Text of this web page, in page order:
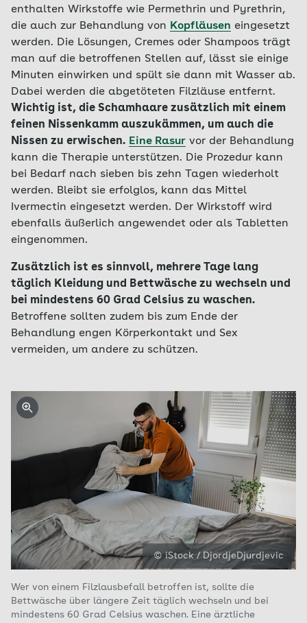
enthalten Wirkstoffe wie Permethrin und Pyrethrin,
die auch zur Behandlung von Kopfläusen eingesetzt
werden. Die Lösungen, Cremes oder Shampoos trägt
man auf die betroffenen Stellen auf, lässt sie einige
Minuten einwirken und spült sie dann mit Wasser ab.
Dabei werden die abgetöteten Filzläuse entfernt.
Wichtig ist, die Schamhaare zusätzlich mit einem
feinen Nissenkamm auszukämmen, um auch die
Nissen zu erwischen. Eine Rasur vor der Behandlung
kann die Therapie unterstützen. Die Prozedur kann
bei Bedarf nach sieben bis zehn Tagen wiederholt
werden. Bleibt sie erfolglos, kann das Mittel
Ivermectin eingesetzt werden. Der Wirkstoff wird
ebenfalls äußerlich angewendet oder als Tabletten
eingenommen.
Zusätzlich ist es sinnvoll, mehrere Tage lang
täglich Kleidung und Bettwäsche zu wechseln und
bei mindestens 60 Grad Celsius zu waschen.
Betroffene sollten zudem bis zum Ende der
Behandlung engen Körperkontakt und Sex
vermeiden, um andere zu schützen.
© iStock / DjordjeDjurdjevic
Wer von einem Filzlausbefall betroffen ist, sollte die
Bettwäsche über längere Zeit täglich wechseln und bei
mindestens 60 Grad Celsius waschen. Eine ärztliche